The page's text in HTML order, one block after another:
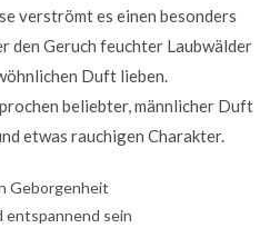
verströmt es einen besonders
den Geruch feuchter Laubwälder
Duft lieben.
beliebter, männlicher Duft
etwas rauchigen Charakter.
Geborgenheit
entspannend sein